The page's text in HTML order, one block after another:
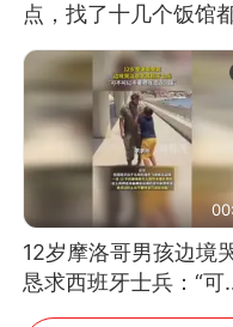
点，找了十几个饭馆
开门：午休到几点
12岁摩洛哥男孩边境
恳求西班牙士兵：“可
可以不要把我遣返回